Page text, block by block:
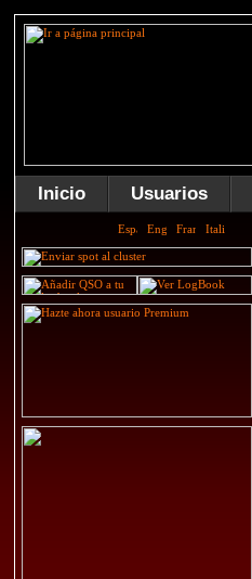
Inicio Usuarios